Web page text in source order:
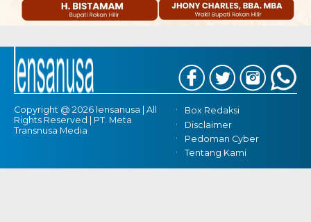
Copyright @ 2026 lensanusa | All
Rights Reserved | PT. Meta
Transnusa Media
Box Redaksi
Disclaimer
Pedoman Cyber
Tentang Kami